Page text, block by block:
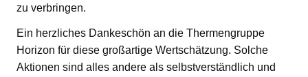
zu verbringen.
Ein herzliches Dankeschön an die Thermengruppe
Horizon für diese großartige Wertschätzung. Solche
Aktionen sind alles andere als selbstverständlich und